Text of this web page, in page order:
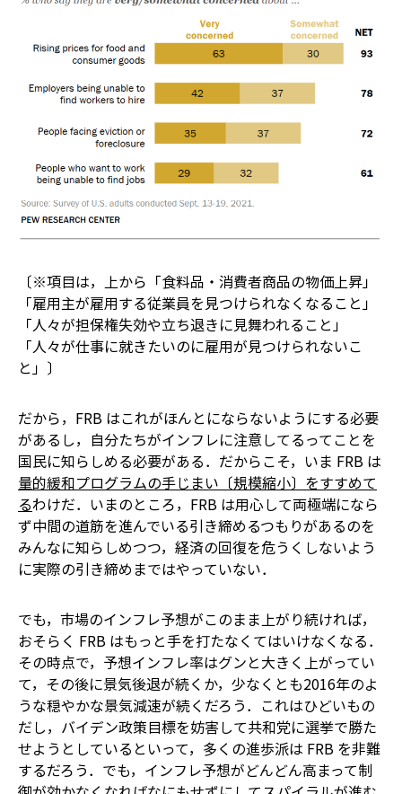
〔※項目は，上から「食料品・消費者商品の物価上昇」
「雇用主が雇用する従業員を見つけられなくなること」
「人々が担保権失効や立ち退きに見舞われること」
「人々が仕事に就きたいのに雇用が見つけられないこ
と」〕
だから，FRB はこれがほんとにならないようにする必要
があるし，自分たちがインフレに注意してるってことを
国民に知らしめる必要がある．だからこそ，いま FRB は
量的緩和プログラムの手じまい〔規模縮小〕をすすめて
るわけだ．いまのところ，FRB は用心して両極端になら
ず中間の道筋を進んでいる――引き締めるつもりがあるのを
みんなに知らしめつつ，経済の回復を危うくしないよう
に実際の引き締めまではやっていない．
でも，市場のインフレ予想がこのまま上がり続ければ，
おそらく FRB はもっと手を打たなくてはいけなくなる．
その時点で，予想インフレ率はグンと大きく上がってい
て，その後に景気後退が続くか，少なくとも2016年のよ
うな穏やかな景気減速が続くだろう．これはひどいもの
だし，バイデン政策目標を妨害して共和党に選挙で勝た
せようとしているといって，多くの進歩派は FRB を非難
するだろう．でも，インフレ予想がどんどん高まって制